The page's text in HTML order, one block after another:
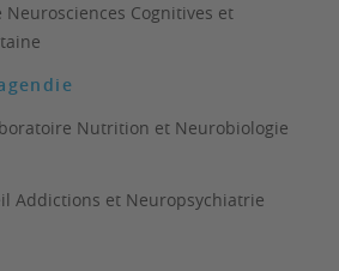
Cognitives et
Nutrition et Neurobiologie
Addictions et Neuropsychiatrie